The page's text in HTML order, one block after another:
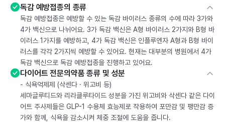
독감 예방접종의 종류
독감 예방접종은 예방할 수 있는 독감 바이러스 종류의 수에 따라 3가와
4가 백신으로 나뉘어요. 3가 독감 백신은 A형 바이러스 2가지와 B형 바
이러스 1가지를 예방하고, 4가 독감 백신은 인플루엔자 A형과 B형 바이
러스를 각각 2가지씩 예방할 수 있어요. 현재는 대부분의 병원에서 4가
독감 백신으로 독감 예방접종을 진행하고 있어요.
다이어트 전문의약품 종류 및 성분
- 식욕억제제 (삭센다 · 위고비 등)
세마글루티드와 리라클루타이드 성분을 가진 위고비와 삭센다 같은 다이
어트 주사제들은 GLP-1 수용체 효능제로 작용하여 포만감 및 팽만감 증
가와 함께, 식욕을 감소시켜 체중 조절에 도움을 줍니다.